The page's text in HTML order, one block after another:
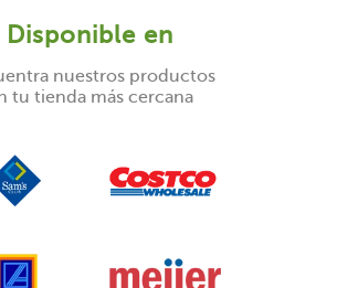
Disponible en
nuestros productos
tu tienda más cercana